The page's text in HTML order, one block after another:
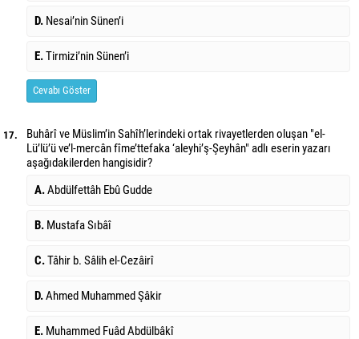
D. Nesai’nin Sünen’i
E.Tirmizi’nin Sünen’i
Cevabı Göster
17.
Buhârî ve Müslim’in Sahîh’lerindeki ortak rivayetlerden oluşan "el-
Lü’lü’ü ve’l-mercân fîme’ttefaka ‘aleyhi’ş-Şeyhân" adlı eserin yazarı
aşağıdakilerden hangisidir?
A.Abdülfettâh Ebû Gudde
B. Mustafa Sıbâî
C.Tâhir b. Sâlih el-Cezâirî
D.Ahmed Muhammed Şâkir
E. Muhammed Fuâd Abdülbâkî